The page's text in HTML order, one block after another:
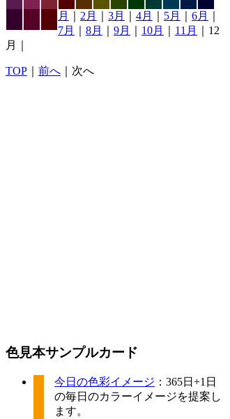
月 2月 3月 4月 5月 6月
7月
8月 9月 10月 11月
｜12
月｜
TOP 前へ ｜次へ
色見本サンプルカード
今日の色彩イメージ ：365日+1日
の毎日のカラーイメージを提案し
ます。